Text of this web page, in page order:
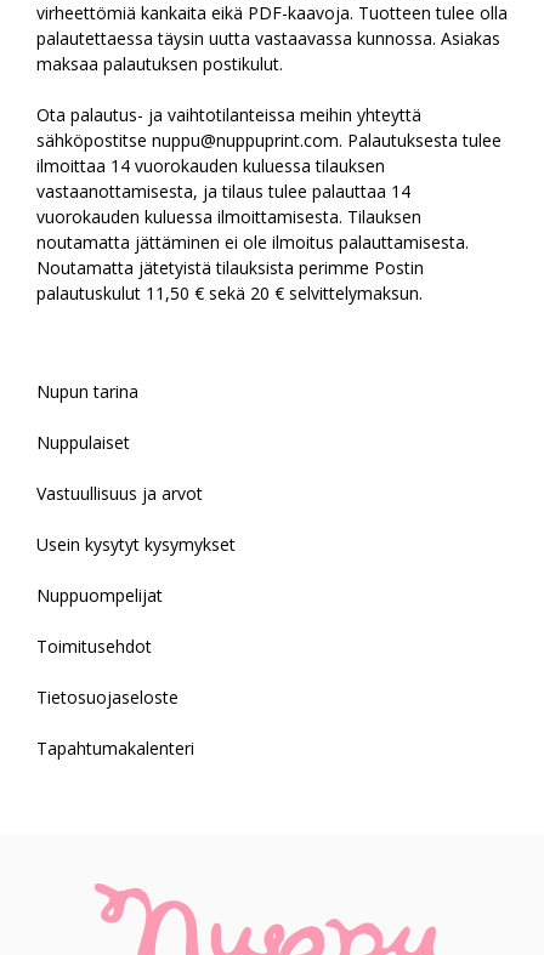
virheettömiä kankaita eikä PDF-kaavoja. Tuotteen tulee olla
palautettaessa täysin uutta vastaavassa kunnossa. Asiakas
maksaa palautuksen postikulut.
Ota palautus- ja vaihtotilanteissa meihin yhteyttä
sähköpostitse nuppu@nuppuprint.com. Palautuksesta tulee
ilmoittaa 14 vuorokauden kuluessa tilauksen
vastaanottamisesta, ja tilaus tulee palauttaa 14
vuorokauden kuluessa ilmoittamisesta. Tilauksen
noutamatta jättäminen ei ole ilmoitus palauttamisesta.
Noutamatta jätetyistä tilauksista perimme Postin
palautuskulut 11,50 € sekä 20 € selvittelymaksun.
Nupun tarina
Nuppulaiset
Vastuullisuus ja arvot
Usein kysytyt kysymykset
Nuppuompelijat
Toimitusehdot
Tietosuojaseloste
Tapahtumakalenteri